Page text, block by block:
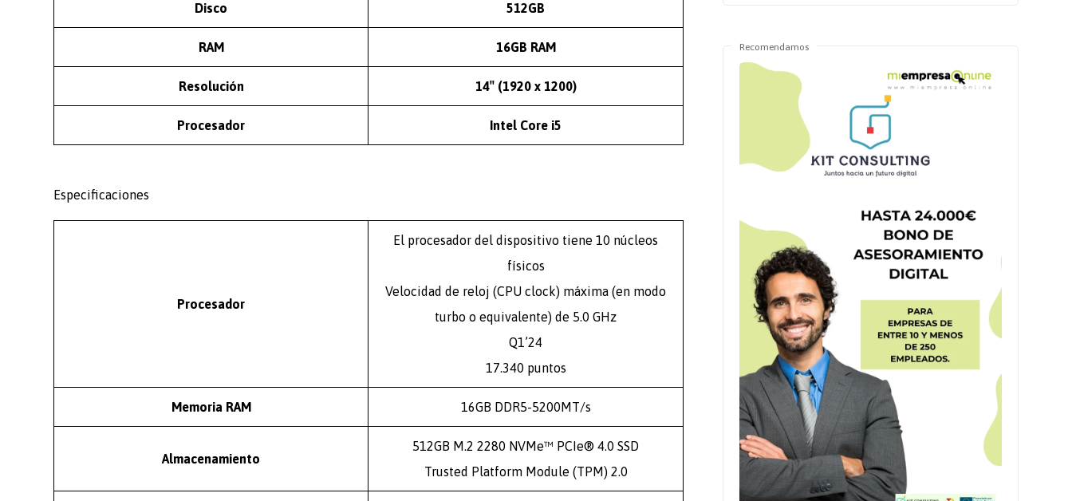
Disco 512GB
RAM 16GB RAM
Resolución 14″ (1920 x 1200)
Procesador Intel Core i5
Especificaciones
Procesador
El procesador del dispositivo tiene 10 núcleos
físicos
Velocidad de reloj (CPU clock) máxima (en modo
turbo o equivalente) de 5.0 GHz
Q1’24
17.340 puntos
Memoria RAM 16GB DDR5-5200MT/s
Almacenamiento
512GB M.2 2280 NVMe™ PCIe® 4.0 SSD
Trusted Platform Module (TPM) 2.0
Recomendamos